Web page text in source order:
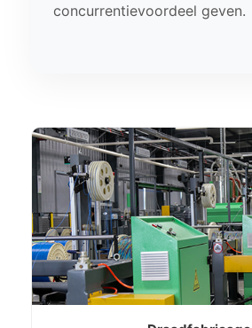
concurrentievoordeel geven.